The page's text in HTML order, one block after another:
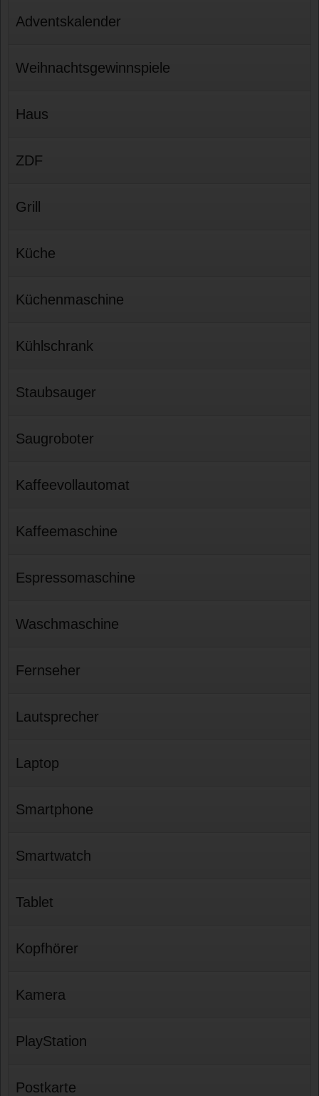
Adventskalender
Weihnachtsgewinnspiele
Haus
ZDF
Grill
Küche
Küchenmaschine
Kühlschrank
Staubsauger
Saugroboter
Kaffeevollautomat
Kaffeemaschine
Espressomaschine
Waschmaschine
Fernseher
Lautsprecher
Laptop
Smartphone
Smartwatch
Tablet
Kopfhörer
Kamera
PlayStation
Postkarte